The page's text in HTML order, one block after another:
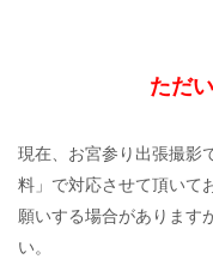
ただ
現在、お宮参り出張撮影
料」で対応させて頂いて
願いする場合があります
い。